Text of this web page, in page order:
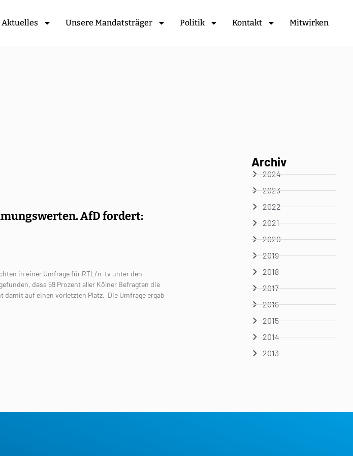
Aktuelles Unsere Mandatsträger Politik Kontakt Mitwirken
AfD fordert:
in einer Umfrage für RTL/n-tv unter den
dass 59 Prozent aller Kölner Befragten die
auf einen vorletzten Platz. Die Umfrage ergab
Archiv
2024
2023
2022
2021
2020
2019
2018
2017
2016
2015
2014
2013